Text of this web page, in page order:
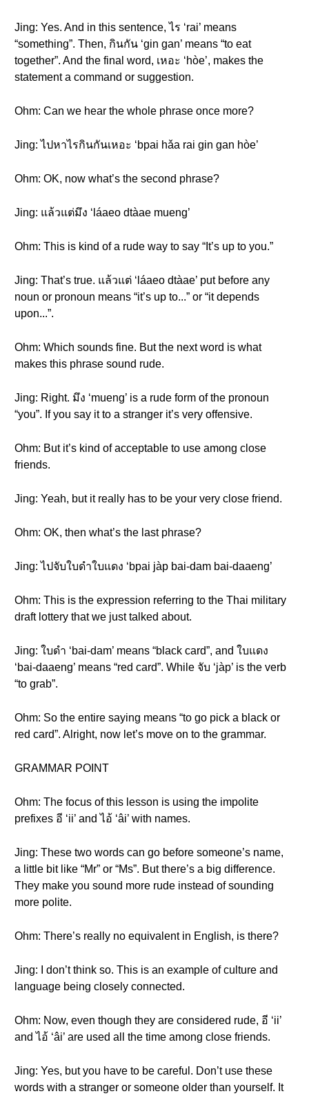
Jing: Yes. And in this sentence, ไร ‘rai’ means
“something”. Then, กินกัน ‘gin gan’ means “to eat
together”. And the final word, เหอะ ‘hòe’, makes the
statement a command or suggestion.
Ohm: Can we hear the whole phrase once more?
Jing: ไปหาไรกินกันเหอะ ‘bpai hǎa rai gin gan hòe’
Ohm: OK, now what’s the second phrase?
Jing: แล้วแต่มึง ‘láaeo dtàae mueng’
Ohm: This is kind of a rude way to say “It’s up to you.”
Jing: That’s true. แล้วแต่ ‘láaeo dtàae’ put before any
noun or pronoun means “it’s up to...” or “it depends
upon...”.
Ohm: Which sounds fine. But the next word is what
makes this phrase sound rude.
Jing: Right. มึง ‘mueng’ is a rude form of the pronoun
“you”. If you say it to a stranger it’s very offensive.
Ohm: But it’s kind of acceptable to use among close
friends.
Jing: Yeah, but it really has to be your very close friend.
Ohm: OK, then what’s the last phrase?
Jing: ไปจับใบดำใบแดง ‘bpai jàp bai-dam bai-daaeng’
Ohm: This is the expression referring to the Thai military
draft lottery that we just talked about.
Jing: ใบดำ ‘bai-dam’ means “black card”, and ใบแดง
‘bai-daaeng’ means “red card”. While จับ ‘jàp’ is the verb
“to grab”.
Ohm: So the entire saying means “to go pick a black or
red card”. Alright, now let’s move on to the grammar.
GRAMMAR POINT
Ohm: The focus of this lesson is using the impolite
prefixes อี ‘ii’ and ไอ้ ‘âi’ with names.
Jing: These two words can go before someone’s name,
a little bit like “Mr” or “Ms”. But there’s a big difference.
They make you sound more rude instead of sounding
more polite.
Ohm: There’s really no equivalent in English, is there?
Jing: I don’t think so. This is an example of culture and
language being closely connected.
Ohm: Now, even though they are considered rude, อี ‘ii’
and ไอ้ ‘âi’ are used all the time among close friends.
Jing: Yes, but you have to be careful. Don’t use these
words with a stranger or someone older than yourself. It